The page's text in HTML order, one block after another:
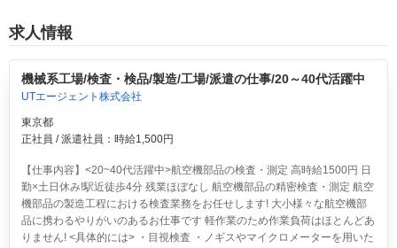
求人情報
機械系工場/検査・検品/製造/工場/派遣の仕事/20～40代活躍中
UTエージェント株式会社
東京都
正社員 / 派遣社員：時給1,500円
【仕事内容】<20~40代活躍中>航空機部品の検査・測定 高時給1500円 日
勤×土日休み!駅近徒歩4分 残業ほぼなし 航空機部品の精密検査・測定 航空
機部品の製造工程における検査業務をお任せします! 大小様々な航空機部
品に携わるやりがいのあるお仕事です 軽作業のため作業負荷はほとんどあ
りません! <具体的には> ・目視検査 ・ノギスやマイクロメーターを用いた